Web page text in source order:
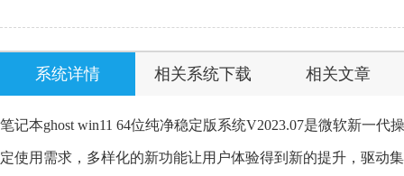
系统详情 相关系统下载 相关文章
笔记本ghost win11 64位纯净稳定版系统V2023.07是微软新一
定使用需求，多样化的新功能让用户体验得到新的提升，驱动